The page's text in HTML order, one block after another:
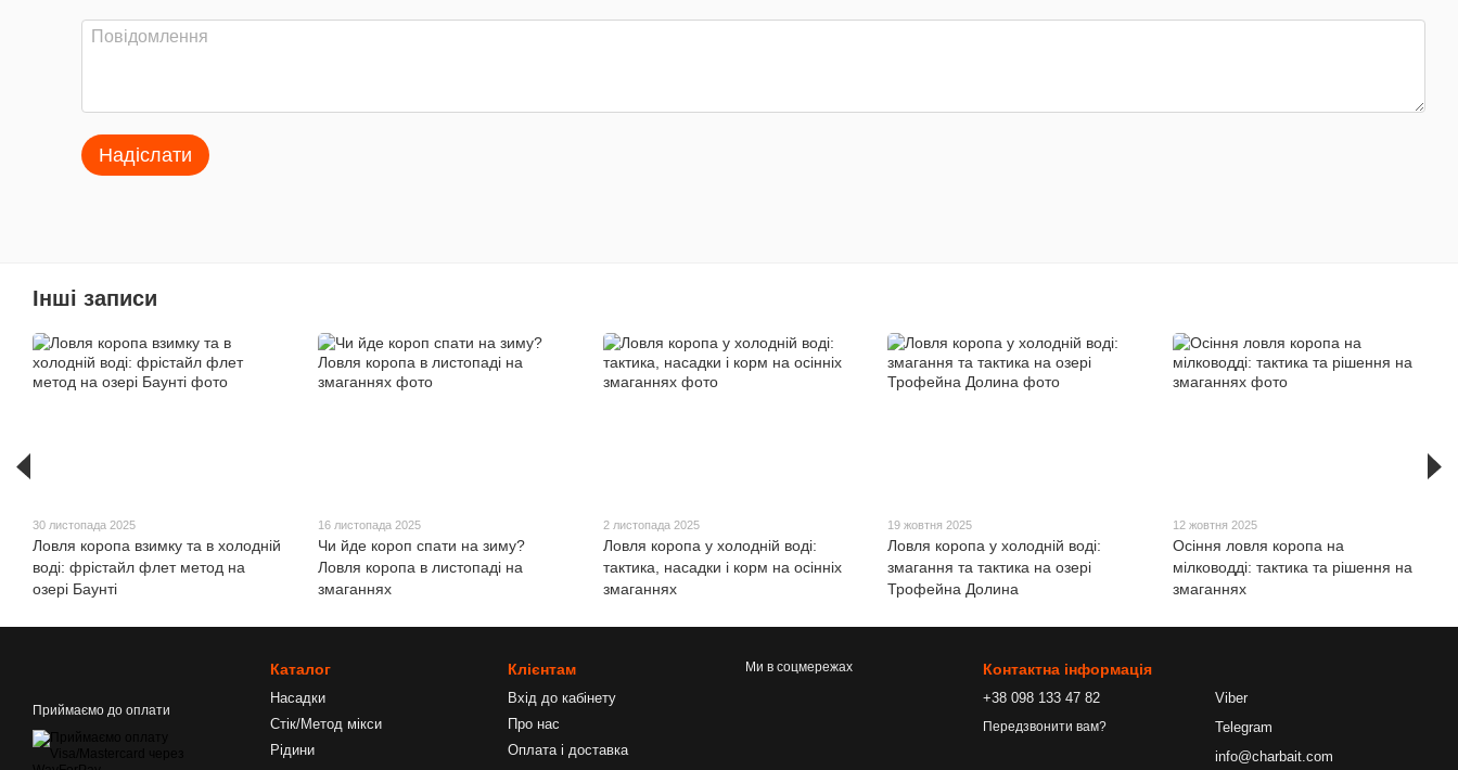
Надіслати
Інші записи
30 листопада 2025
Ловля коропа взимку та в холодній
воді: фрістайл флет метод на
озері Баунті
16 листопада 2025
Чи йде короп спати на зиму?
Ловля коропа в листопаді на
змаганнях
2 листопада 2025
Ловля коропа у холодній воді:
тактика, насадки і корм на осінніх
змаганнях
19 жовтня 2025
Ловля коропа у холодній воді:
змагання та тактика на озері
Трофейна Долина
12 жовтня 2025
Осіння ловля коропа на
мілководді: тактика та рішення на
змаганнях
Приймаємо до оплати
Каталог
Насадки
Стік/Метод мікси
Рідини
Клієнтам
Вхід до кабінету
Про нас
Оплата і доставка
Ми в соцмережах Контактна інформація
+38 098 133 47 82
Передзвонити вам?
Viber
Telegram
info@charbait.com